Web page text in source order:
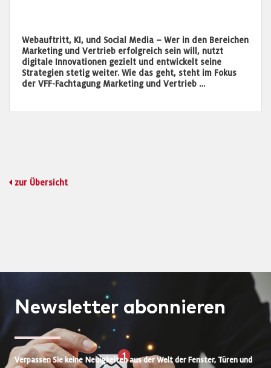
Webauftritt, KI, und Social Media – Wer in den Bereichen
Marketing und Vertrieb erfolgreich sein will, nutzt
digitale Innovationen gezielt und entwickelt seine
Strategien stetig weiter. Wie das geht, steht im Fokus
der VFF-Fachtagung Marketing und Vertrieb …
zur Übersicht
Newsletter abonnieren
Verpassen Sie keine Neuigkeiten aus der Welt der Fenster, Türen und